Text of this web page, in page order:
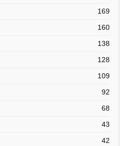
169
160
138
128
109
92
68
43
42